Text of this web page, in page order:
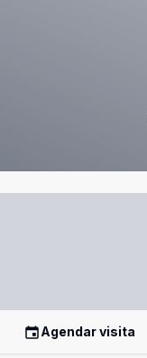
Agendar visita